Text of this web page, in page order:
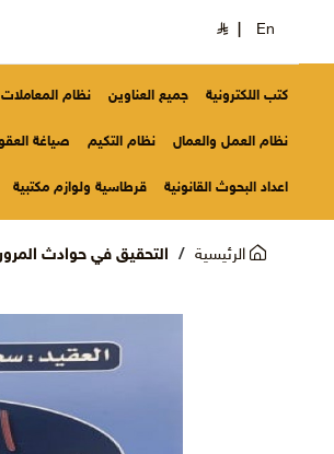
En
كتب اللكترونية جميع العناوين نظام المعاملات
نظام العمل والعمال نظام التكيم صياغة
اعداد البحوث القانونية قرطاسية ولوازم مكتبية
الرئيسية التحقيق في حوادث المرور